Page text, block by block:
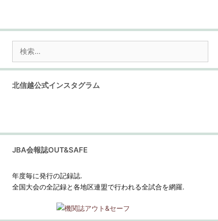
北信越公式インスタグラム
JBA会報誌OUT&SAFE
年度毎に発行の記録誌.
全国大会の全記録と各地区連盟で行われる全試合を網羅.